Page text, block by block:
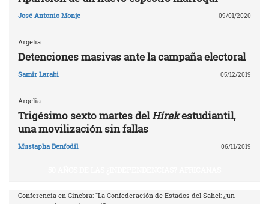
José Antonio Monje 09/01/2020
Argelia
Detenciones masivas ante la campaña electoral
Samir Larabi 05/12/2019
Argelia
Trigésimo sexto martes delHirakestudiantil,
una movilización sin fallas
Mustapha Benfodil 06/11/2019
Conferencia en Ginebra: “La Confederación de Estados del Sahel: ¿un